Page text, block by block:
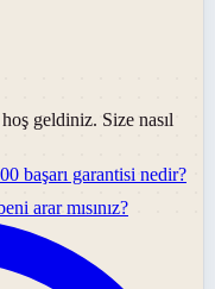
geldiniz. Size nasıl
başarı garantisi nedir?
arar mısınız?